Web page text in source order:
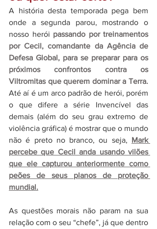
A história desta temporada pega bem
onde a segunda parou, mostrando o
nosso herói passando por treinamentos
por Cecil, comandante da Agência de
Defesa Global, para se preparar para os
próximos confrontos contra os
Viltromitas que querem dominar a Terra.
Até aí é um arco padrão de herói, porém
o que difere a série Invencível das
demais (além do seu grau extremo de
violência gráfica) é mostrar que o mundo
não é preto no branco, ou seja, Mark
percebe que Cecil anda usando vilões
que ele capturou anteriormente como
peões de seus planos de proteção
mundial.
As questões morais não param na sua
relação com o seu “chefe”, já que dentro